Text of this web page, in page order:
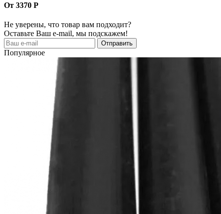
От 3370 Р
Не уверены, что товар вам подходит?
Оставьте Ваш e-mail, мы подскажем!
Популярное